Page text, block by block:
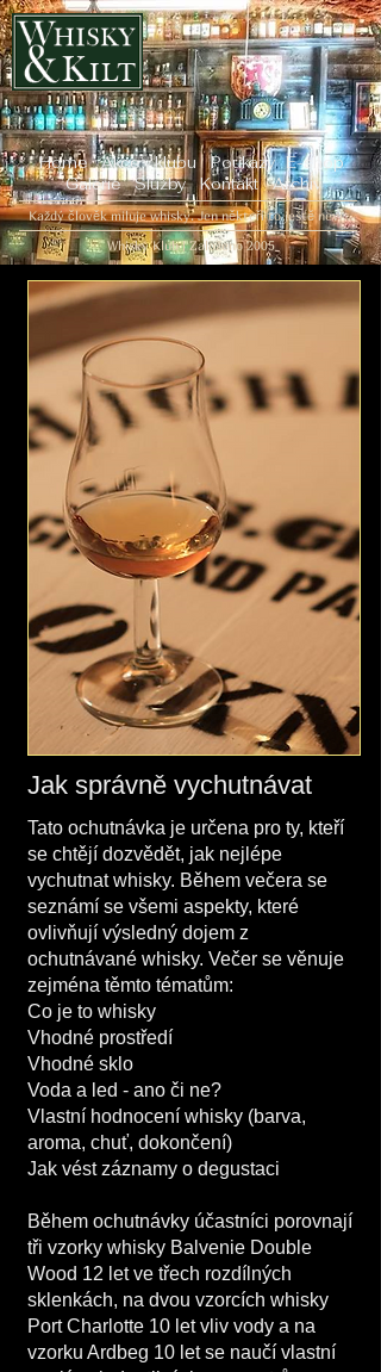
Home Akce v klubuPoukazyE-shop
Galerie
Služby Kontakt Archiv
Každý člověk miluje whisky. Jen někteří to ještě neví...
Whisky Klub | Založeno 2005
Jak správně vychutnávat
Tato ochutnávka je určena pro ty, kteří
se chtějí dozvědět, jak nejlépe
vychutnat whisky. Během večera se
seznámí se všemi aspekty, které
ovlivňují výsledný dojem z
ochutnávané whisky. Večer se věnuje
zejména těmto tématům:
Co je to whisky
Vhodné prostředí
Vhodné sklo
Voda a led - ano či ne?
Vlastní hodnocení whisky (barva,
aroma, chuť, dokončení)
Jak vést záznamy o degustaci
Během ochutnávky účastníci porovnají
tři vzorky whisky Balvenie Double
Wood 12 let ve třech rozdílných
sklenkách, na dvou vzorcích whisky
Port Charlotte 10 let vliv vody a na
vzorku Ardbeg 10 let se naučí vlastní